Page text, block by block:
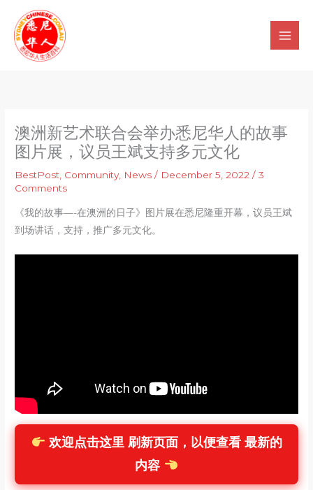
content
澳洲新艺术联合会举办悉尼华人的故事
图片展，议员王斌支持多元文化
BestPost Community, News / December 5, 2022/3
Comments
《我的故事—-在澳洲的日子》图片展在悉尼隆重开幕，议员王斌
到场讲话，支持，推广多元文化。
欢迎点击这里 刷新页面，以便查看 最新的
内容